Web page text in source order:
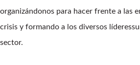
organizándonos para hacer frente a las
crisis y formando a los diversos
sector.